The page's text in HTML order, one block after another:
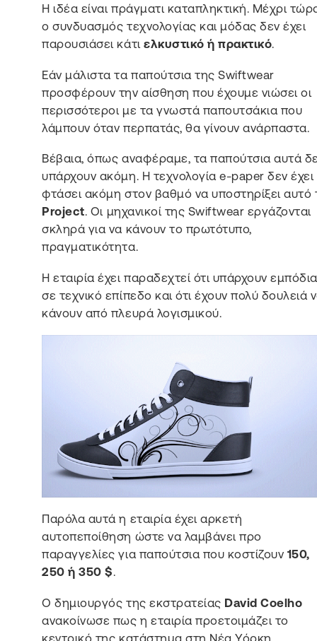
Η ιδέα είναι πράγματι καταπληκτική. Μέχρι
ο συνδυασμός τεχνολογίας και μόδας δεν έχει
παρουσιάσει κάτιελκυστικό ή πρακτικό.
Εάν μάλιστα τα παπούτσια της Swiftwear
προσφέρουν την αίσθηση που έχουμε νιώσει οι
περισσότεροι με τα γνωστά παπουτσάκια που
λάμπουν όταν περπατάς, θα γίνουν ανάρπαστα.
Βέβαια, όπως αναφέραμε, τα παπούτσια αυτά
υπάρχουν ακόμη. Η τεχνολογία e-paper δεν έχει
φτάσει ακόμη στον βαθμό να υποστηρίξει αυτό
Project. Οι μηχανικοί της Swiftwear εργάζονται
σκληρά για να κάνουν το πρωτότυπο,
πραγματικότητα.
Η εταιρία έχει παραδεχτεί ότι υπάρχουν εμπόδια
σε τεχνικό επίπεδο και ότι έχουν πολύ δουλειά
κάνουν από πλευρά λογισμικού.
Παρόλα αυτά η εταιρία έχει αρκετή
αυτοπεποίθηση ώστε να λαμβάνει προ
παραγγελίες για παπούτσια που κοστίζουν 150,
250 ή 350 $.
Ο δημιουργός της εκστρατείας David Coelho
ανακοίνωσε πως η εταιρία προετοιμάζει το
κεντρικό της κατάστημα στη Νέα Υόρκη.